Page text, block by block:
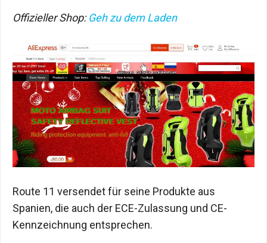
Offizieller Shop:Geh zu dem Laden
Route 11 versendet für seine Produkte aus
Spanien, die auch der ECE-Zulassung und CE-
Kennzeichnung entsprechen.